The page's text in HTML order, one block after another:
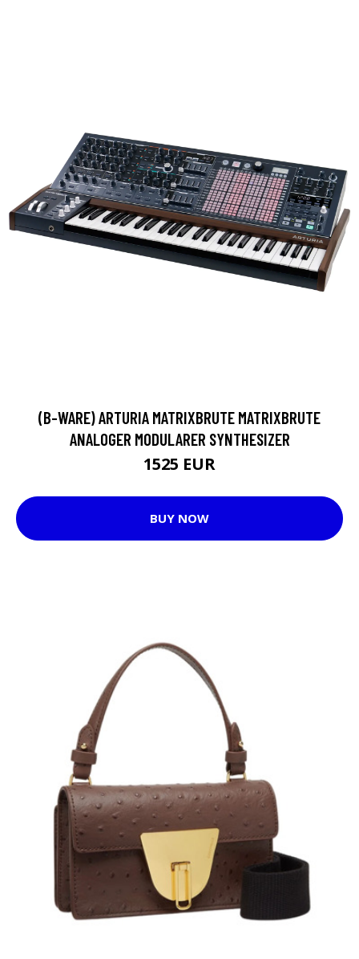
(B-WARE) ARTURIA MATRIXBRUTE MATRIXBRUTE
ANALOGER MODULARER SYNTHESIZER
1525 EUR
BUY NOW